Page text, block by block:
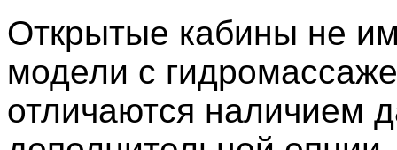
Открытые кабины не
модели с
отличаются наличием